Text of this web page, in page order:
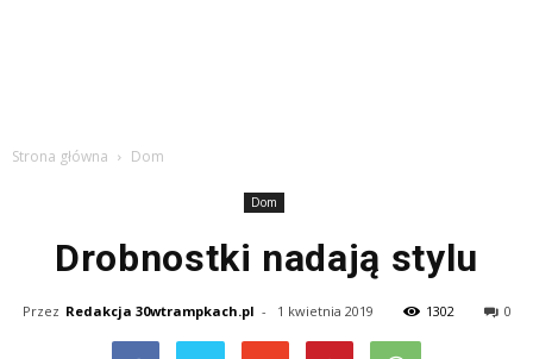
Strona główna Dom
Dom
Drobnostki nadają stylu
Przez Redakcja 30wtrampkach.pl - 1 kwietnia 2019 1302 0